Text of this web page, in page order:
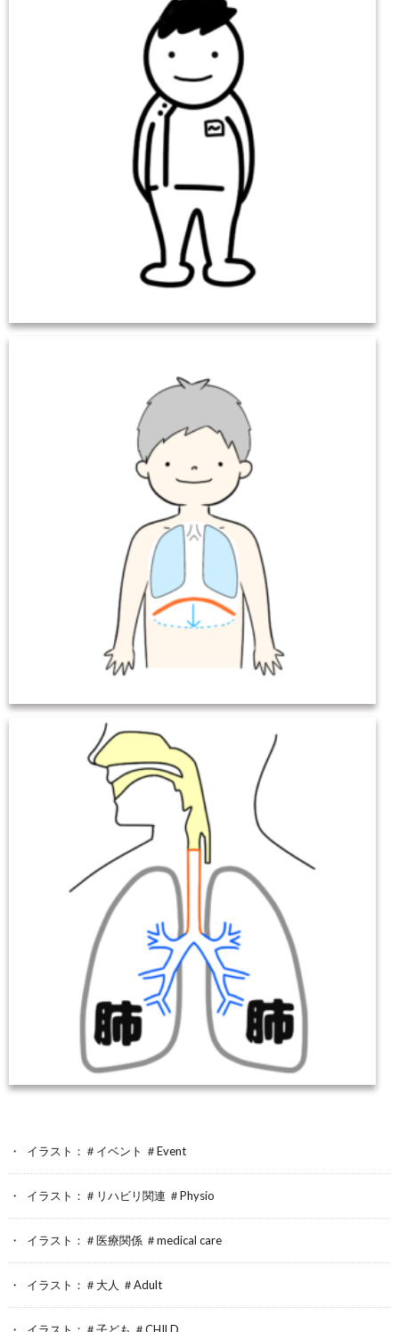
イラスト：＃イベント ＃Event
イラスト：＃リハビリ関連 ＃Physio
イラスト：＃医療関係 ＃medical care
イラスト：＃大人 ＃Adult